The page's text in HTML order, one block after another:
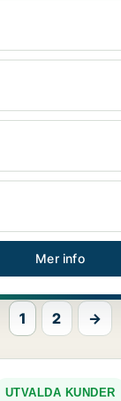
Mer info
1 2 →
UTVALDA KUNDER